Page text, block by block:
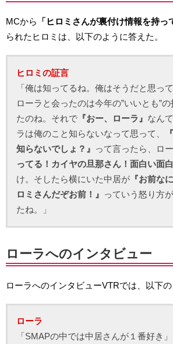
MCから 「ヒロミさんが裏付け情報を持っ
られたヒロミは、以下のように答えた。
ヒロミの証言
「俺は知ってるね。俺はそうだと思っ
ローラと会ったのは今年の”いいとも”
たのね。それで『おー、ローラ』 なん
ラは俺のこと知らないなって思って、
知らないでしょ？』 って言ったら、ロ
ってる！カイヤの旦那さん！面白い面白
け。そしたら横にいた中居が『お前な
ロミさんだぞお前！』 っていう怒り方
たね。」
ローラへのインタビュー
ローラへのインタビューVTRでは、以下の
ローラ
「SMAPの中では中居さんが１番好き」